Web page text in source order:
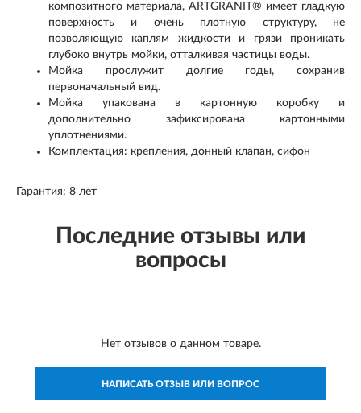
композитного материала, ARTGRANIT® имеет гладкую
поверхность и очень плотную структуру, не
позволяющую каплям жидкости и грязи проникать
глубоко внутрь мойки, отталкивая частицы воды.
Мойка прослужит долгие годы, сохранив
первоначальный вид.
Мойка упакована в картонную коробку и
дополнительно зафиксирована картонными
уплотнениями.
Комплектация: крепления, донный клапан, сифон
Гарантия: 8 лет
Последние отзывы или
вопросы
Нет отзывов о данном товаре.
НАПИСАТЬ ОТЗЫВ ИЛИ ВОПРОС